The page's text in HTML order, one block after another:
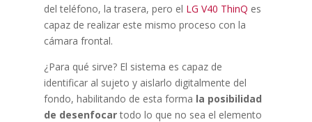
del teléfono, la trasera, pero el LG V40 ThinQ es
capaz de realizar este mismo proceso con la
cámara frontal.
¿Para qué sirve? El sistema es capaz de
identificar al sujeto y aislarlo digitalmente del
fondo, habilitando de esta forma la posibilidad
de desenfocartodo lo que no sea el elemento